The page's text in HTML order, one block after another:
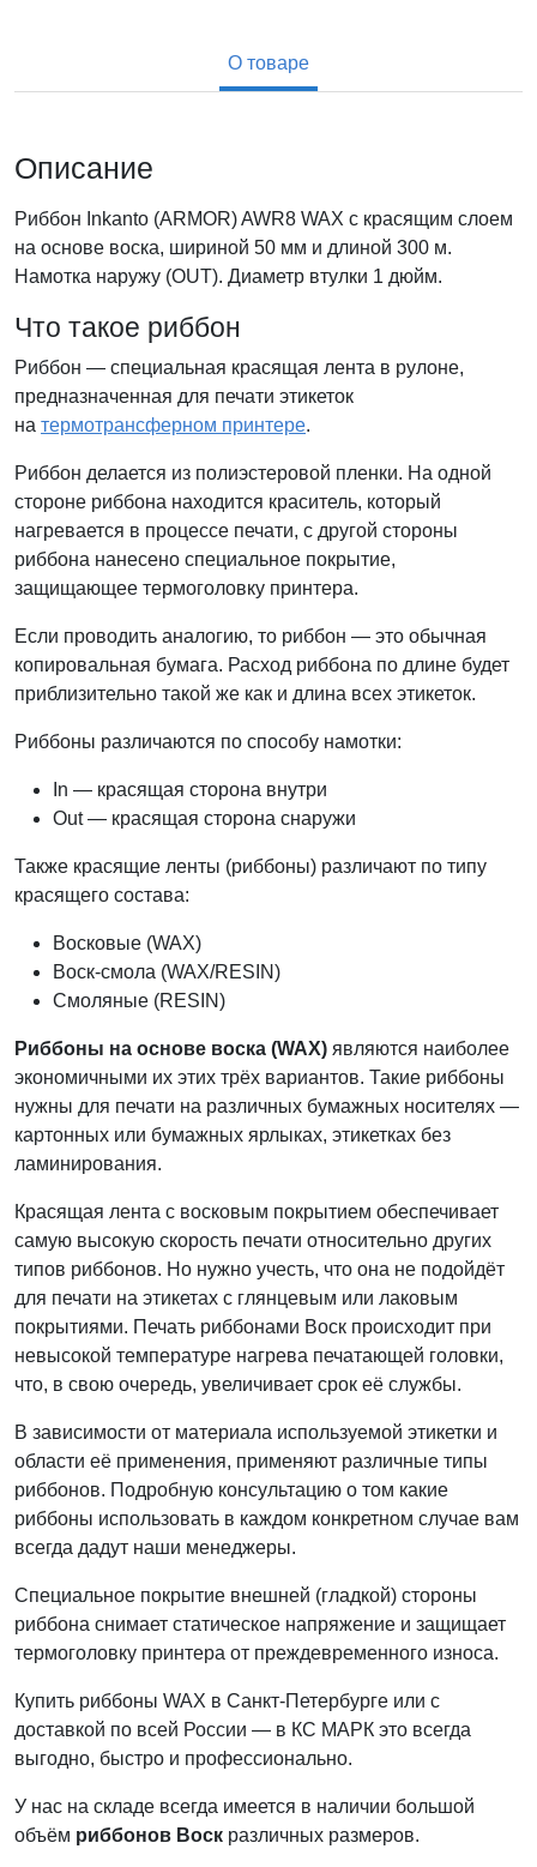
О товаре
Описание
Риббон Inkanto (ARMOR) AWR8 WAX с красящим слоем
на основе воска, шириной 50 мм и длиной 300 м.
Намотка наружу (OUT). Диаметр втулки 1 дюйм.
Что такое риббон
Риббон — специальная красящая лента в рулоне,
предназначенная для печати этикеток
на термотрансферном принтере.
Риббон делается из полиэстеровой пленки. На одной
стороне риббона находится краситель, который
нагревается в процессе печати, с другой стороны
риббона нанесено специальное покрытие,
защищающее термоголовку принтера.
Если проводить аналогию, то риббон — это обычная
копировальная бумага. Расход риббона по длине будет
приблизительно такой же как и длина всех этикеток.
Риббоны различаются по способу намотки:
In — красящая сторона внутри
Out — красящая сторона снаружи
Также красящие ленты (риббоны) различают по типу
красящего состава:
Восковые (WAX)
Воск-смола (WAX/RESIN)
Смоляные (RESIN)
Риббоны на основе воска (WAX) являются наиболее
экономичными их этих трёх вариантов. Такие риббоны
нужны для печати на различных бумажных носителях —
картонных или бумажных ярлыках, этикетках без
ламинирования.
Красящая лента с восковым покрытием обеспечивает
самую высокую скорость печати относительно других
типов риббонов. Но нужно учесть, что она не подойдёт
для печати на этикетах с глянцевым или лаковым
покрытиями. Печать риббонами Воск происходит при
невысокой температуре нагрева печатающей головки,
что, в свою очередь, увеличивает срок её службы.
В зависимости от материала используемой этикетки и
области её применения, применяют различные типы
риббонов. Подробную консультацию о том какие
риббоны использовать в каждом конкретном случае вам
всегда дадут наши менеджеры.
Специальное покрытие внешней (гладкой) стороны
риббона снимает статическое напряжение и защищает
термоголовку принтера от преждевременного износа.
Купить риббоны WAX в Санкт-Петербурге или с
доставкой по всей России — в КС МАРК это всегда
выгодно, быстро и профессионально.
У нас на складе всегда имеется в наличии большой
объём риббонов Воск различных размеров.